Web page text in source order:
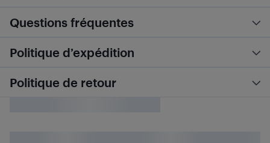
Questions fréquentes
Politique d’expédition
Politique de retour